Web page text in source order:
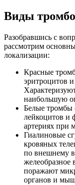
Виды
Разобравшись с
рассмотрим
локализации:
Красные
эритроцитов
наибольшую
Белые тромбы
лейкоцитов и
артериях при
Гиалиновые
кровяных
по внешнему
поражают
органов и